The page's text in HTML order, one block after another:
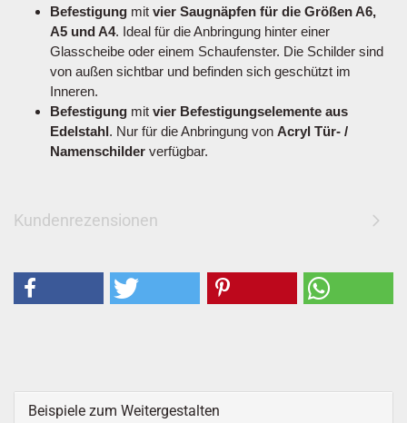
Befestigung mit vier Saugnäpfen für die Größen A6,
A5 und A4. Ideal für die Anbringung hinter einer
Glasscheibe oder einem Schaufenster. Die Schilder sind
von außen sichtbar und befinden sich geschützt im
Inneren.
Befestigung mit vier Befestigungselemente aus
Edelstahl. Nur für die Anbringung von Acryl Tür- /
Namenschilder verfügbar.
Kundenrezensionen
Beispiele zum Weitergestalten